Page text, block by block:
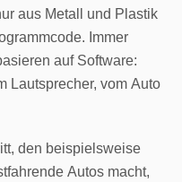
aus Metall und Plastik
Immer
auf Software:
Lautsprecher, vom Auto
den beispielsweise
Autos macht,